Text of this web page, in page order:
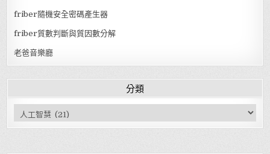
friber隨機安全密碼產生器
friber質數判斷與質因數分解
老爸音樂廳
分類
分類